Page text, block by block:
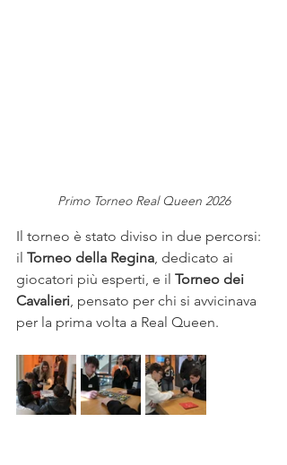
Primo Torneo Real Queen 2026
Il torneo è stato diviso in due percorsi:
il Torneo della Regina, dedicato ai
giocatori più esperti, e il Torneo dei
Cavalieri, pensato per chi si avvicinava
per la prima volta a Real Queen.